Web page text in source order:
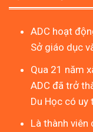
ADC hoạt
Sở giáo dục
Qua 21 năm
ADC đã trở
Du Học có uy
Là thành viên